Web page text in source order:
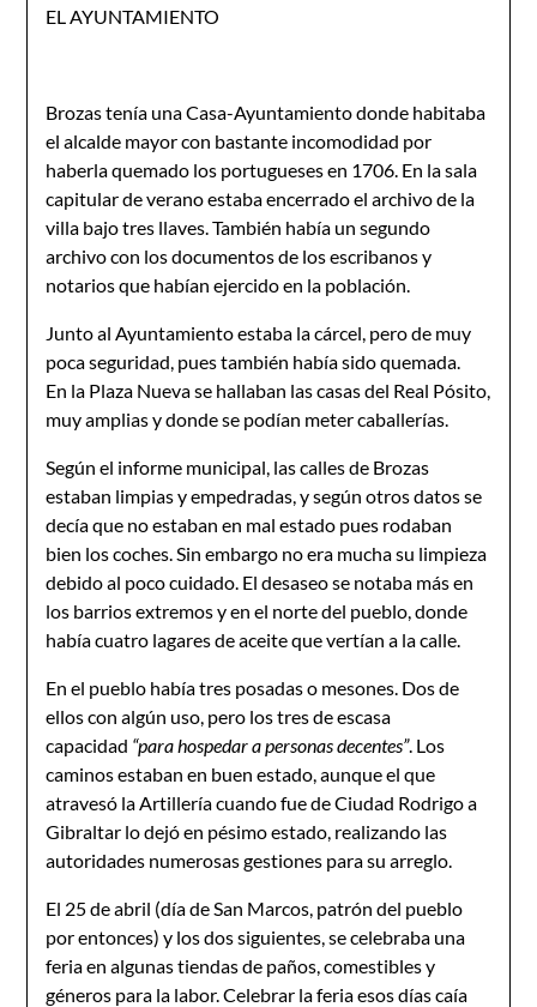
EL AYUNTAMIENTO
Brozas tenía una Casa-Ayuntamiento donde habitaba
el alcalde mayor con bastante incomodidad por
haberla quemado los portugue­ses en 1706. En la sala
capitular de verano estaba encerrado el archivo de la
villa bajo tres llaves. También había un segundo
archivo con los documentos de los escribanos y
notarios que ha­bían ejercido en la población.
Junto al Ayuntamiento estaba la cárcel, pero de muy
poca seguridad, pues también había sido quemada.
En la Plaza Nueva se hallaban las casas del Real Pósito,
muy amplias y donde se podían meter caballerías.
Según el informe municipal, las calles de Brozas
estaban limpias y empedradas, y según otros datos se
decía que no es­taban en mal estado pues rodaban
bien los coches. Sin embargo no era mucha su limpieza
debido al poco cuidado. El desaseo se nota­ba más en
los barrios extremos y en el norte del pueblo, donde
había cuatro lagares de aceite que vertían a la calle.
En el pueblo había tres posadas o mesones. Dos de
ellos con algún uso, pero los tres de escasa
capacidad “para hospedar a perso­nas decentes”. Los
caminos estaban en buen estado, aunque el que
atravesó la Artillería cuando fue de Ciudad Rodrigo a
Gibraltar lo dejó en pésimo estado, realizando las
autoridades numerosas gestiones para su arreglo.
El 25 de abril (día de San Marcos, patrón del pueblo
por enton­ces) y los dos siguientes, se celebraba una
feria en algunas tiendas de paños, comestibles y
géneros para la labor. Celebrar la feria esos días caía